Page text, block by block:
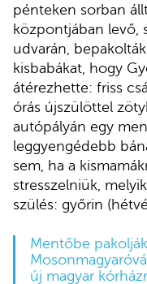
pénteken sorban
központjában levő,
udvarán,
kisbabákat, hogy
átérezhette: friss
órás újszülöttel
autópályán egy
leggyengédebb
sem, ha a
stresszelniük,
szülés: győrin
Mentőbe
új magyar